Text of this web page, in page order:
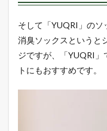
そして「YUQRI」のソ
消臭ソックスというと
ジですが、「YUQRI」
トにもおすすめです。